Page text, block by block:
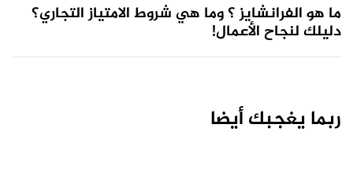
ما هو الفرانشايز ؟ وما هي شروط الامتياز التجاري؟
دليلك لنجاح الأعمال!
ربما يغجبك أيضا